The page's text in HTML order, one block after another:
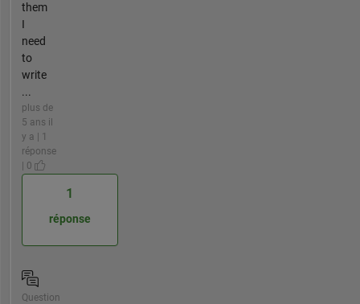
them
I
need
to
write
...
plus de
5 ans il
y a | 1
réponse
| 0
1
réponse
Question